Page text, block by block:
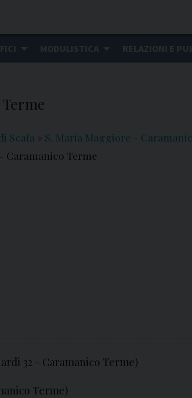
MODULISTICA RELAZIONI E
Scafa » S. Maria Maggiore -
Caramanico Terme
32 - Caramanico Terme)
Terme)